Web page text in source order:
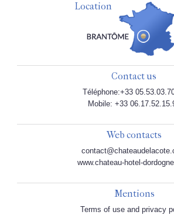
Location
Contact us
Téléphone:+33
Mobile: +33
Web contacts
www.chateau-hotel-
Mentions
Terms of use and privacy